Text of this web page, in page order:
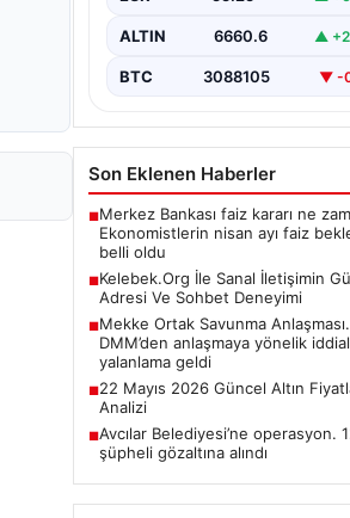
ALTIN 6660.6 ▲
BTC 3088105 ▼ -
Son Eklenen Haberler
■Merkez Bankası faiz kararı ne
Ekonomistlerin nisan ayı faiz
belli oldu
■Kelebek.Org İle Sanal İletişimin
Adresi Ve Sohbet Deneyimi
■Mekke Ortak Savunma Anlaşması.
DMM’den anlaşmaya yönelik
yalanlama geldi
■22 Mayıs 2026 Güncel Altın
Analizi
■Avcılar Belediyesi’ne operasyon.
şüpheli gözaltına alındı